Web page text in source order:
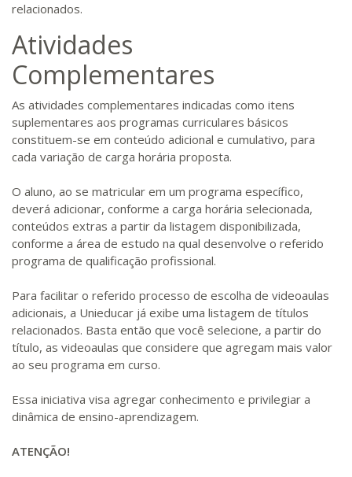
relacionados.
Atividades
Complementares
As atividades complementares indicadas como itens
suplementares aos programas curriculares básicos
constituem-se em conteúdo adicional e cumulativo, para
cada variação de carga horária proposta.
O aluno, ao se matricular em um programa específico,
deverá adicionar, conforme a carga horária selecionada,
conteúdos extras a partir da listagem disponibilizada,
conforme a área de estudo na qual desenvolve o referido
programa de qualificação profissional.
Para facilitar o referido processo de escolha de videoaulas
adicionais, a Unieducar já exibe uma listagem de títulos
relacionados. Basta então que você selecione, a partir do
título, as videoaulas que considere que agregam mais valor
ao seu programa em curso.
Essa iniciativa visa agregar conhecimento e privilegiar a
dinâmica de ensino-aprendizagem.
ATENÇÃO!